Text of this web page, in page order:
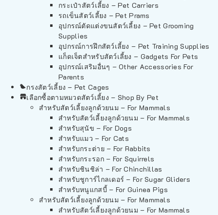
กระเป๋าสัตว์เลี้ยง – Pet Carriers
รถเข็นสัตว์เลี้ยง – Pet Prams
อุปกรณ์ตัดแต่งขนสัตว์เลี้ยง – Pet Grooming
Supplies
อุปกรณ์การฝึกสัตว์เลี้ยง – Pet Training Supplies
แก็ดเจ็ตสำหรับสัตว์เลี้ยง – Gadgets For Pets
อุปกรณ์เสริมอื่นๆ – Other Accessories For
Parents
กรงสัตว์เลี้ยง – Pet Cages
เลือกซื้อตามหมวดสัตว์เลี้ยง – Shop By Pet
สำหรับสัตว์เลี้ยงลูกด้วยนม – For Mammals
สำหรับสัตว์เลี้ยงลูกด้วยนม – For Mammals
สำหรับสุนัข – For Dogs
สำหรับแมว – For Cats
สำหรับกระต่าย – For Rabbits
สำหรับกระรอก – For Squirrels
สำหรับชินชิล่า – For Chinchillas
สำหรับชูการ์ไกลเดอร์ – For Sugar Gliders
สำหรับหนูแกสบี้ – For Guinea Pigs
สำหรับสัตว์เลี้ยงลูกด้วยนม – For Mammals
สำหรับสัตว์เลี้ยงลูกด้วยนม – For Mammals